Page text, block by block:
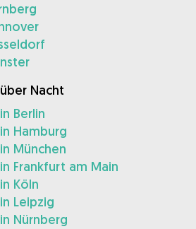
Nacht
Berlin
Hamburg
München
Frankfurt am Main
Köln
Leipzig
Nürnberg